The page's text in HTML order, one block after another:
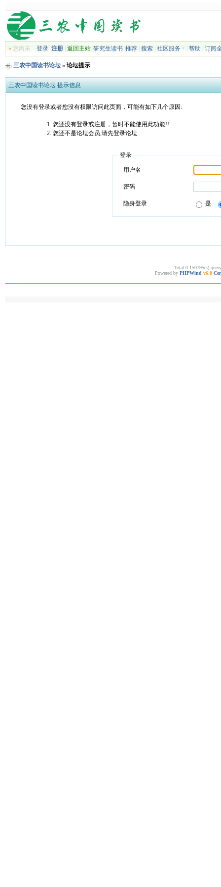
»您尚未 登录 注册| 返回主站| 研究生读书| 推荐| 搜索| 社区服务 帮助 订阅
三农中国读书论坛» 论坛提示
三农中国读书论坛 提示信息
您没有登录或者您没有权限访问此页面，可能有如下几个原因:
您还没有登录或注册，暂时不能使用此功能!!
您还不是论坛会员,请先登录论坛
登录
用户名
密码
隐身登录 是
Total 0.150795(s)
Powered by PHPWind v6.0